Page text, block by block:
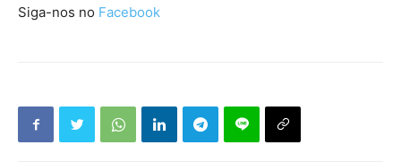
Siga-nos no Facebook